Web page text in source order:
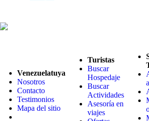
Venezuelatuya
Nosotros
Contacto
Testimonios
Mapa del sitio
Turistas
Buscar
Hospedaje
Buscar
Actividades
Asesoría en
viajes